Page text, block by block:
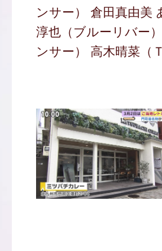
ンサー） 倉田真由美
淳也（ブルーリバー
ンサー） 高木晴菜（